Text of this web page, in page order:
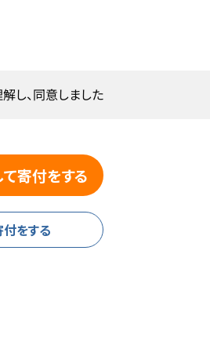
し、同意しました
寄付をする
をする